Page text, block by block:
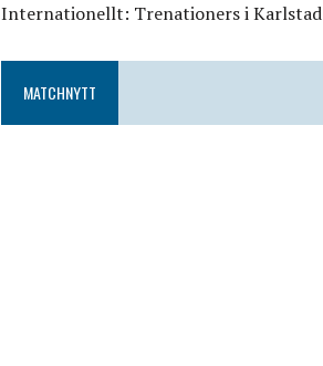
Internationellt: Trenationers i Karlstad
MATCHNYTT